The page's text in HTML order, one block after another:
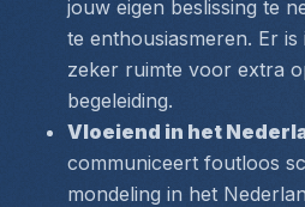
jouw eigen beslissing te
te enthousiasmeren. Er is
zeker ruimte voor extra
begeleiding.
Vloeiend in het
communiceert foutloos
mondeling in het